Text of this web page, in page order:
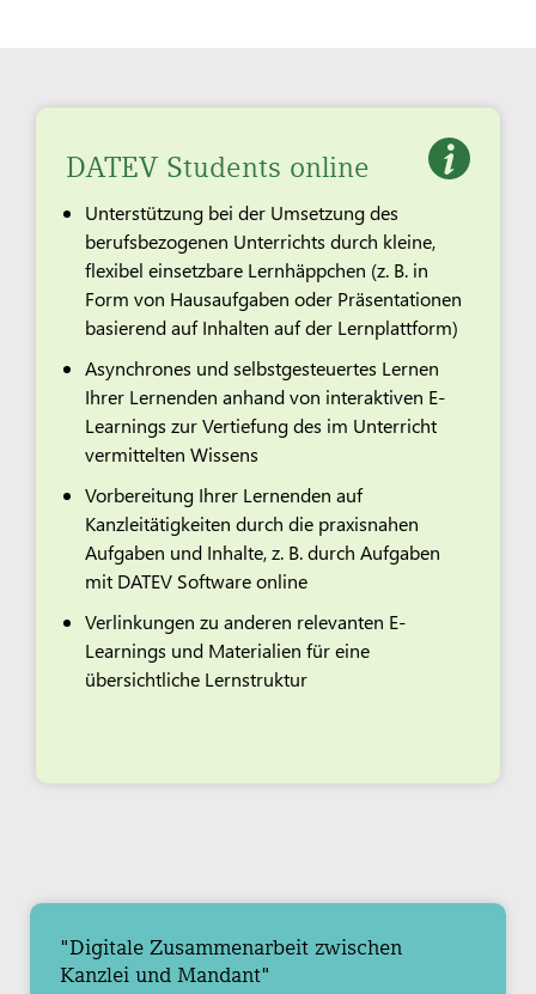
DATEV Students online
Unterstützung bei der Umsetzung des
berufsbezogenen Unterrichts durch kleine,
flexibel einsetzbare Lernhäppchen (z. B. in
Form von Hausaufgaben oder Präsentationen
basierend auf Inhalten auf der Lernplattform)
Asynchrones und selbstgesteuertes Lernen
Ihrer Lernenden anhand von interaktiven E-
Learnings zur Vertiefung des im Unterricht
vermittelten Wissens
Vorbereitung Ihrer Lernenden auf
Kanzleitätigkeiten durch die praxisnahen
Aufgaben und Inhalte, z. B. durch Aufgaben
mit DATEV Software online
Verlinkungen zu anderen relevanten E-
Learnings und Materialien für eine
übersichtliche Lernstruktur
"Digitale Zusammenarbeit zwischen
Kanzlei und Mandant"